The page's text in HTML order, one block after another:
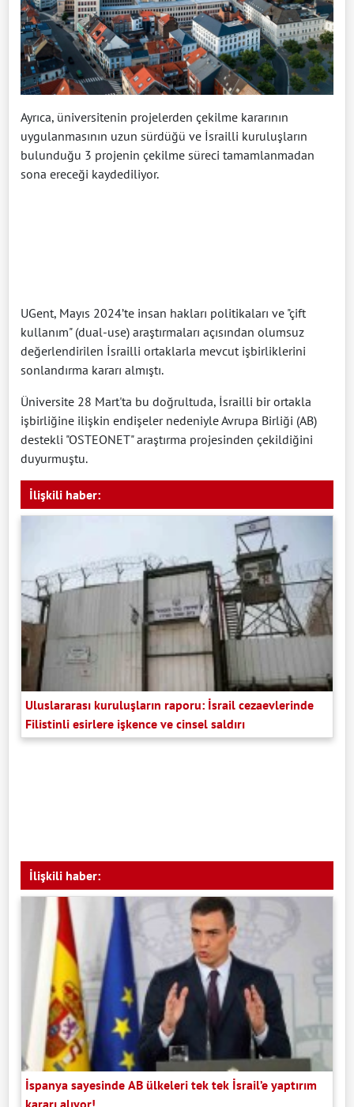
Ayrıca, üniversitenin projelerden çekilme kararının
uygulanmasının uzun sürdüğü ve İsrailli kuruluşların
bulunduğu 3 projenin çekilme süreci tamamlanmadan
sona ereceği kaydediliyor.
UGent, Mayıs 2024’te insan hakları politikaları ve "çift
kullanım" (dual-use) araştırmaları açısından olumsuz
değerlendirilen İsrailli ortaklarla mevcut işbirliklerini
sonlandırma kararı almıştı.
Üniversite 28 Mart'ta bu doğrultuda, İsrailli bir ortakla
işbirliğine ilişkin endişeler nedeniyle Avrupa Birliği (AB)
destekli "OSTEONET" araştırma projesinden çekildiğini
duyurmuştu.
İlişkili haber:
Uluslararası kuruluşların raporu: İsrail cezaevlerinde
Filistinli esirlere işkence ve cinsel saldırı
İlişkili haber:
İspanya sayesinde AB ülkeleri tek tek İsrail’e yaptırım
kararı alıyor!